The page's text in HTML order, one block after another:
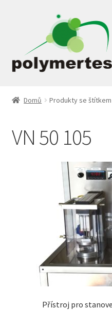
navigaci
webu
Plastikářské laboratoře
Jednoúčelové zařízení
Domů Produkty se štítkem
VN 50 105
Přístroj pro